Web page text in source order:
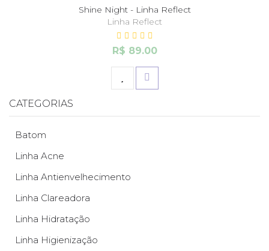
Shine Night - Linha Reflect
Linha Reflect
R$ 89.00
CATEGORIAS
Batom
Linha Acne
Linha Antienvelhecimento
Linha Clareadora
Linha Hidratação
Linha Higienização